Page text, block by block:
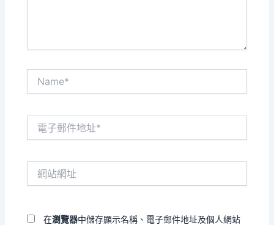
在瀏覽器中儲存顯示名稱、電子郵件地址及個人網站